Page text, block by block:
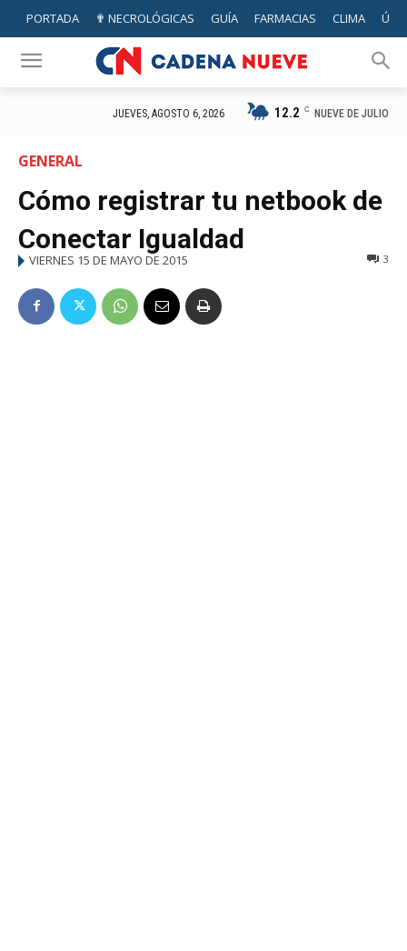
PORTADA ✟ NECROLÓGICAS GUÍA FARMACIAS CLIMA
JUEVES, AGOSTO 6, 2026 12.2 C NUEVE DE JULIO
GENERAL
Cómo registrar tu netbook de
Conectar Igualdad
VIERNES 15 DE MAYO DE 2015 3